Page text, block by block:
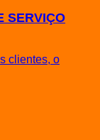
SERVIÇO
clientes, o